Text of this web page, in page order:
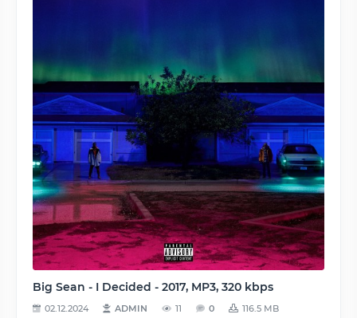
Big Sean - I Decided - 2017, MP3, 320 kbps
02.12.2024 ADMIN 11 0 116.5 MB